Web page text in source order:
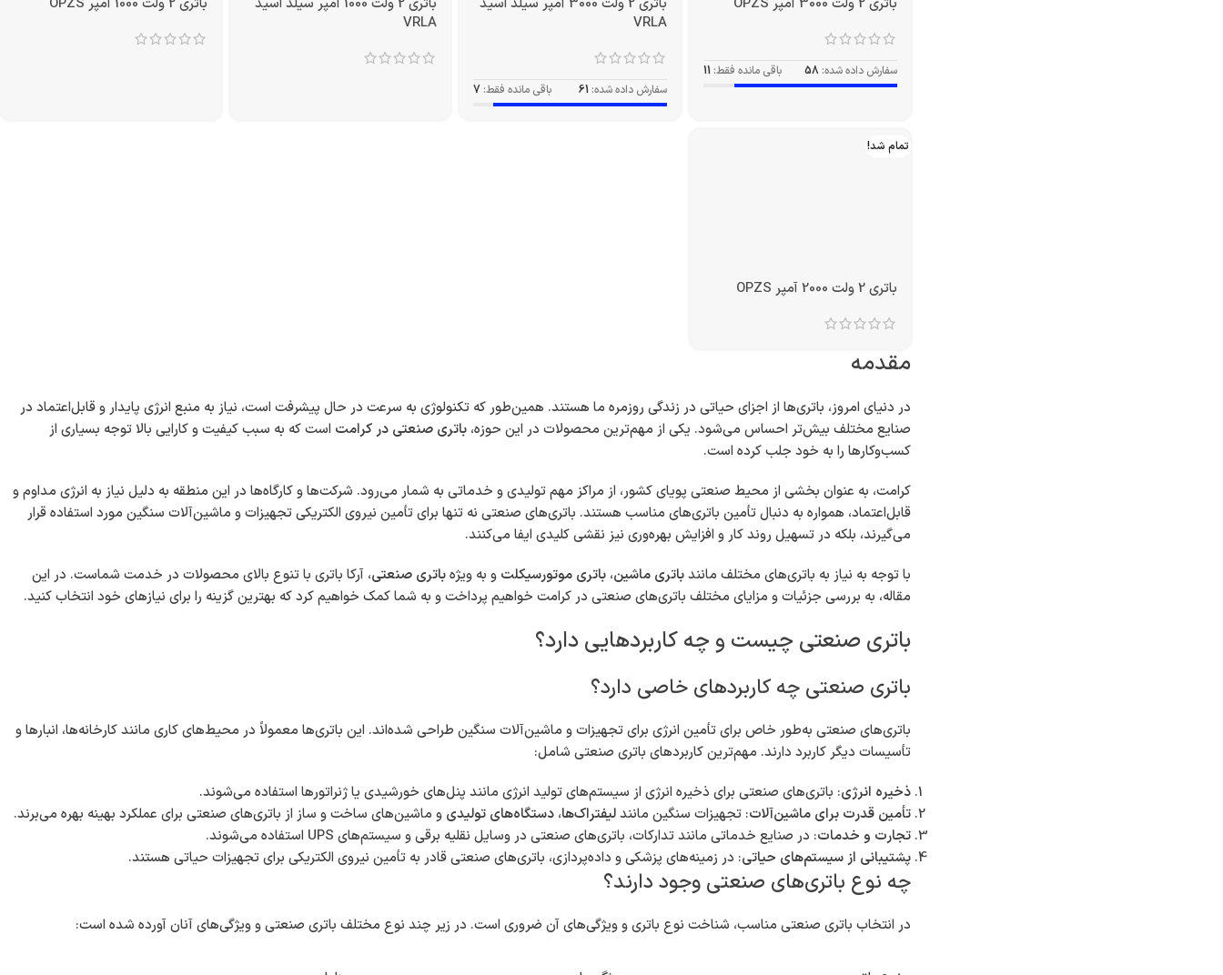
باتری 2 ولت 3000 آمپر OPZS
سفارش داده شده:
باتری 2 ولت 3000 آمپر سیلد اسید
VRLA
باتری 2 ولت 2000 آمپر OPZS
مقدمه
در دنیای امروز، باتری‌ها از اجزای حیاتی در زندگی روزمره ما هستند. همین‌طور که تکنولوژی به سرعت در حال پیشرفت است، نیاز به منبع انرژی پایدار و قابل‌اعتماد در
صنایع مختلف بیش‌تر احساس می‌شود. یکی از مهم‌ترین محصولات در این حوزه،باتری صنعتی در کرامتاست که به سبب کیفیت و کارایی بالا توجه بسیاری از
کرامت، به عنوان بخشی از محیط صنعتی پویای کشور، از مراکز مهم تولیدی و خدماتی به شمار می‌رود. شرکت‌ها و کارگاه‌ها در این منطقه به دلیل نیاز به انرژی مداوم و
قابل‌اعتماد، همواره به دنبال تأمین باتری‌های مناسب هستند. باتری‌های صنعتی نه تنها برای تأمین نیروی الکتریکی تجهیزات و ماشین‌آلات سنگین مورد استفاده قرار
می‌گیرند، بلکه در تسهیل روند کار و افزایش بهره‌وری نیز نقشی کلیدی ایفا می‌کنند.
با توجه به نیاز به باتری‌های مختلف مانند باتری ماشین،باتری موتورسیکلت و به ویژه باتری صنعتی
، آرکا باتری با تنوع بالای محصولات در خدمت شماست. در این
مقاله، به بررسی جزئیات و مزایای مختلف باتری‌های صنعتی در کرامت خواهیم پرداخت و به شما کمک خواهیم کرد که بهترین گزینه را برای نیازهای خود انتخاب کنید.
باتری صنعتی چیست و چه کاربردهایی دارد؟
باتری صنعتی چه کاربردهای خاصی دارد؟
باتری‌های صنعتی به‌طور خاص برای تأمین انرژی برای تجهیزات و ماشین‌آلات سنگین طراحی شده‌اند. این باتری‌ها معمولاً در محیط‌های کاری مانند کارخانه‌ها، انبارها و
تأسیسات دیگر کاربرد دارند. مهم‌ترین کاربردهای باتری صنعتی شامل: